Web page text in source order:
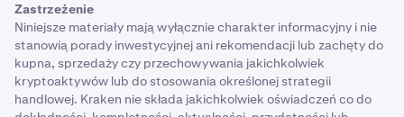
Zastrzeżenie
Niniejsze materiały mają wyłącznie charakter informacyjny i nie
stanowią porady inwestycyjnej ani rekomendacji lub zachęty do
kupna, sprzedaży czy przechowywania jakichkolwiek
kryptoaktywów lub do stosowania określonej strategii
handlowej. Kraken nie składa jakichkolwiek oświadczeń co do